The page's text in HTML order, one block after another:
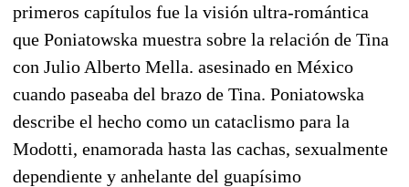
primeros capítulos fue la visión ultra-romántica
que Poniatowska muestra sobre la relación de Tina
con Julio Alberto Mella. asesinado en México
cuando paseaba del brazo de Tina. Poniatowska
describe el hecho como un cataclismo para la
Modotti, enamorada hasta las cachas, sexualmente
dependiente y anhelante del guapísimo